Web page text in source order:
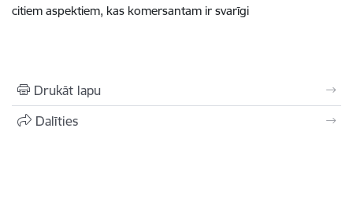
citiem aspektiem, kas komersantam ir svarīgi
Drukāt lapu
Dalīties